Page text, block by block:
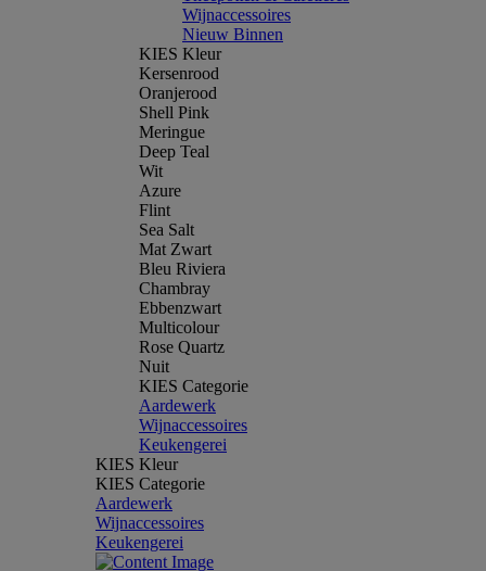
Wijnaccessoires
Nieuw Binnen
KIES Kleur
Kersenrood
Oranjerood
Shell Pink
Meringue
Deep Teal
Wit
Azure
Flint
Sea Salt
Mat Zwart
Bleu Riviera
Chambray
Ebbenzwart
Multicolour
Rose Quartz
Nuit
KIES Categorie
Aardewerk
Wijnaccessoires
Keukengerei
KIES Kleur
KIES Categorie
Aardewerk
Wijnaccessoires
Keukengerei